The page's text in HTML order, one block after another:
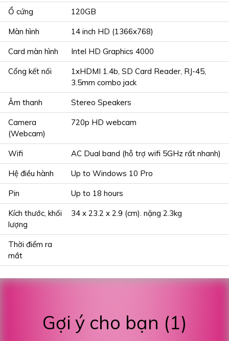
Ổ cứng 120GB
Màn hình 14 inch HD (1366x768)
Card màn hình Intel HD Graphics 4000
Cổng kết nối
1xHDMI 1.4b, SD Card Reader, RJ-45,
3.5mm combo jack
Âm thanh Stereo Speakers
Camera
(Webcam)
720p HD webcam
Wifi AC Dual band (hỗ trợ wifi 5GHz rất nhanh)
Hệ điều hành Up to Windows 10 Pro
Pin Up to 18 hours
Kích thước, khối
lượng
34 x 23.2 x 2.9 (cm). nặng 2.3kg
Thời điểm ra
mắt
Gợi ý cho bạn (1)